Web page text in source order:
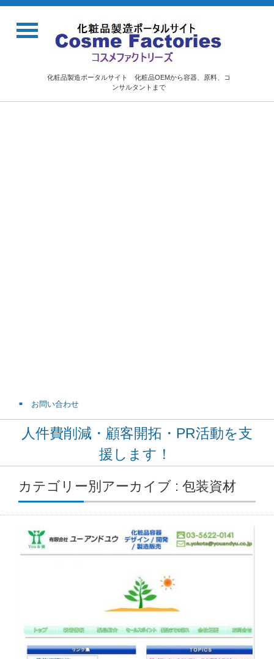
化粧品製造ポータルサイト 化粧品OEMから容器、原料、コ
ンサルタントまで
お問い合わせ
人件費削減・顧客開拓・PR活動を支
援します！
カテゴリー別アーカイブ : 包装資材